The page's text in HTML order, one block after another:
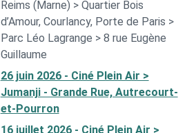
Reims (Marne) > Quartier Bois
d’Amour, Courlancy, Porte de Paris >
Parc Léo Lagrange > 8 rue Eugène
Guillaume
26 juin 2026 - Ciné Plein Air >
Jumanji - Grande Rue, Autrecourt-
et-Pourron
16 juillet 2026 - Ciné Plein Air >